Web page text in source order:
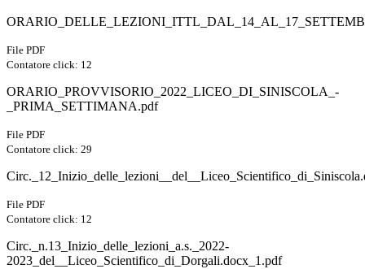
File PDF
Contatore click: 12
ORARIO_PROVVISORIO_2022_LICEO_DI_SINISCOLA_-
_PRIMA_SETTIMANA.pdf
File PDF
Contatore click: 29
File PDF
Contatore click: 12
Circ._n.13_Inizio_delle_lezioni_a.s._2022-
2023_del__Liceo_Scientifico_di_Dorgali.docx_1.pdf